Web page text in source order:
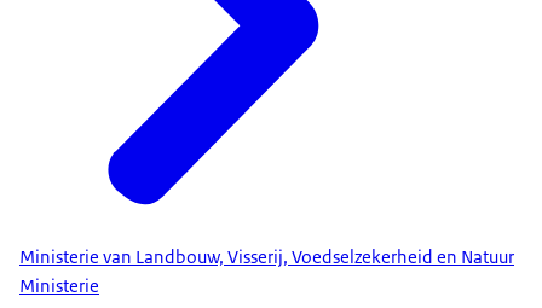
Ministerie van Landbouw, Visserij, Voedselzekerheid en Natuur
Ministerie